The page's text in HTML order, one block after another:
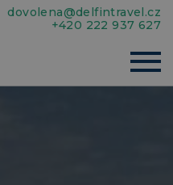
dovolena@delfintravel.cz
+420 222 937 627